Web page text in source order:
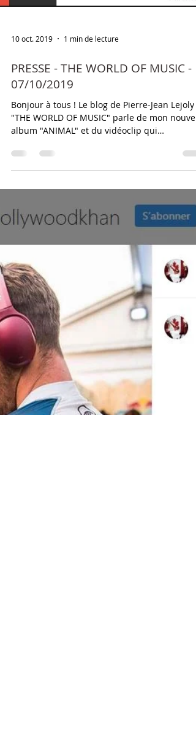
PRESSE - THE WORLD OF MUSIC -
07/10/2019
Bonjour à tous ! Le blog de Pierre-Jean Lejoly
"THE WORLD OF MUSIC" parle de mon nouvel
album "ANIMAL" et du vidéoclip qui
l'accompagne....